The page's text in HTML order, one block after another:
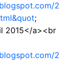
2
;
2015</a><br
2